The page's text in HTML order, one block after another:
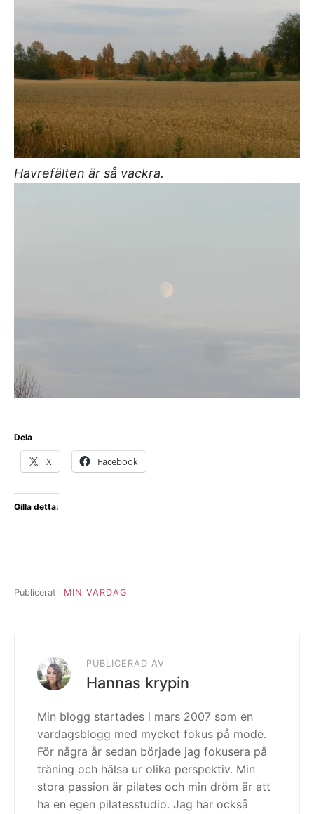
Havrefälten är så vackra.
Dela
X Facebook
Gilla detta:
Publicerat i MIN VARDAG
PUBLICERAD AV
Hannas krypin
Min blogg startades i mars 2007 som en
vardagsblogg med mycket fokus på mode.
För några år sedan började jag fokusera på
träning och hälsa ur olika perspektiv. Min
stora passion är pilates och min dröm är att
ha en egen pilatesstudio. Jag har också